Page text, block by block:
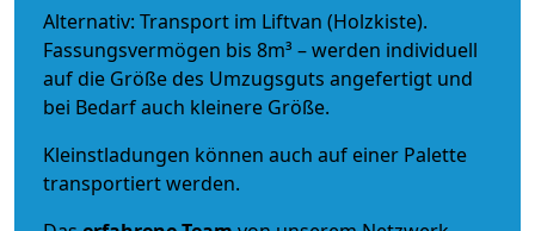
Alternativ: Transport im Liftvan (Holzkiste).
Fassungsvermögen bis 8m³ – werden individuell
auf die Größe des Umzugsguts angefertigt und
bei Bedarf auch kleinere Größe.
Kleinstladungen können auch auf einer Palette
transportiert werden.